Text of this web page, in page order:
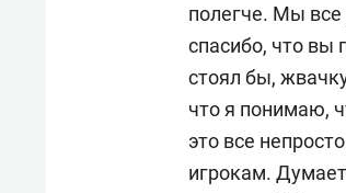
полегче. Мы
спасибо, что вы
стоял бы,
что я понимаю,
это все
игрокам.